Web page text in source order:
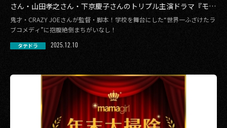
さん・山田孝之さん・下京慶子さんのトリプル主演ドラマ『モテ
神様とワタシ』本日12月10日(水)19時より「タテドラ」アプリで
独占配信スタート
鬼才・CRAZY JOEさんが監督・脚本！学校を舞台にした“世界一ふざけたラ
ブコメディ”に抱腹絶倒まちがいなし！
タテドラ 2025.12.10